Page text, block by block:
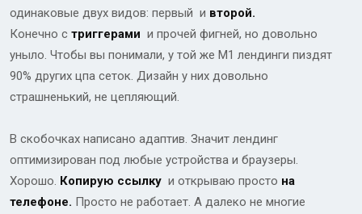
одинаковые двух видов: первый и второй.
Конечно с триггерами и прочей фигней, но довольно
уныло. Чтобы вы понимали, у той же М1 лендинги пиздят
90% других цпа сеток. Дизайн у них довольно
страшненький, не цепляющий.
В скобочках написано адаптив. Значит лендинг
оптимизирован под любые устройства и браузеры.
Хорошо. Копирую ссылку и открываю просто на
телефоне. Просто не работает. А далеко не многие